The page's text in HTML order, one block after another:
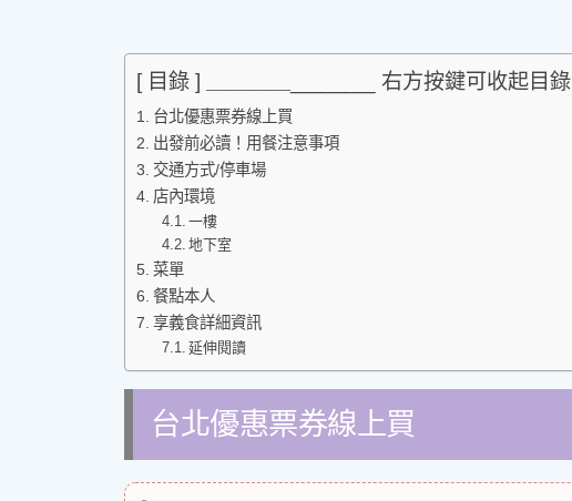
[ 目錄 ] ＿＿＿＿_______ 右方按鍵可收起目錄
台北優惠票券線上買
出發前必讀！用餐注意事項
交通方式/停車場
店內環境
一樓
地下室
菜單
餐點本人
享義食詳細資訊
延伸閱讀
台北優惠票券線上買